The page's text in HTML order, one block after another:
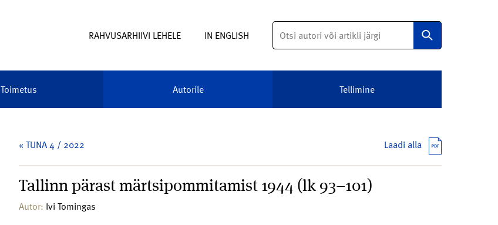
RAHVUSARHIIVI LEHELE IN ENGLISH
Otsi
Toimetus Autorile Tellimine
« TUNA 4 / 2022 Laadi alla
Tallinn pärast märtsipommitamist 1944 (lk 93–101)
Autor: Ivi Tomingas